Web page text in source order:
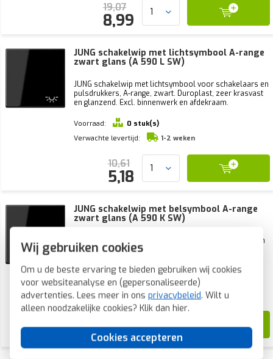
Wij gebruiken cookies
Om u de beste ervaring te bieden gebruiken wij cookies
voor websiteanalyse en (gepersonaliseerde)
advertenties. Lees meer in ons privacybeleid. Wilt u
alleen noodzakelijke cookies? Klik dan hier.
Cookies accepteren
19,07
8,99
JUNG schakelwip met lichtsymbool A-range
zwart glans (A 590 L SW)
JUNG schakelwip met lichtsymbool voor schakelaars en
pulsdrukkers, A-range, zwart. Duroplast, zeer krasvast
en glanzend. Excl. binnenwerk en afdekraam.
Voorraad:
0 stuk(s)
Verwachte levertijd:
1-2 weken
10,61
5,18
JUNG schakelwip met belsymbool A-range
zwart glans (A 590 K SW)
JUNG schakelwip met belsymbool voor schakelaars en
pulsdrukkers, A-range, zwart. Duroplast, zeer krasvast
Voorraad:
0 stuk(s)
Verwachte levertijd:
1-2 weken
5,18